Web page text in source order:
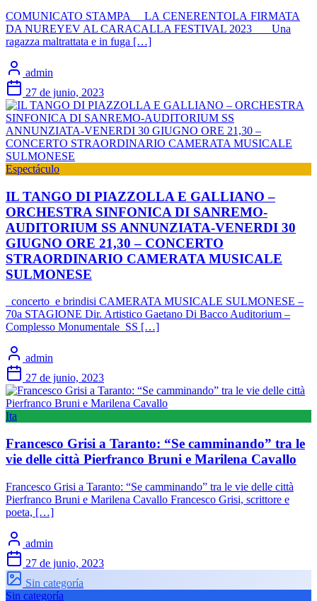
COMUNICATO STAMPA LA CENERENTOLA FIRMATA
DA NUREYEV AL CARACALLA FESTIVAL 2023 Una
ragazza maltrattata e in fuga […]
admin
27 de junio, 2023
Espectáculo
IL TANGO DI PIAZZOLLA E GALLIANO –
ORCHESTRA SINFONICA DI SANREMO-
AUDITORIUM SS ANNUNZIATA-VENERDI 30
GIUGNO ORE 21,30 – CONCERTO
STRAORDINARIO CAMERATA MUSICALE
SULMONESE
concerto e brindisi CAMERATA MUSICALE SULMONESE –
70a STAGIONE Dir. Artistico Gaetano Di Bacco Auditorium –
Complesso Monumentale SS […]
admin
27 de junio, 2023
Ita
Francesco Grisi a Taranto: “Se camminando” tra le
vie delle città Pierfranco Bruni e Marilena Cavallo
Francesco Grisi a Taranto: “Se camminando” tra le vie delle città
Pierfranco Bruni e Marilena Cavallo Francesco Grisi, scrittore e
poeta, […]
admin
27 de junio, 2023
Sin categoría
Sin categoría